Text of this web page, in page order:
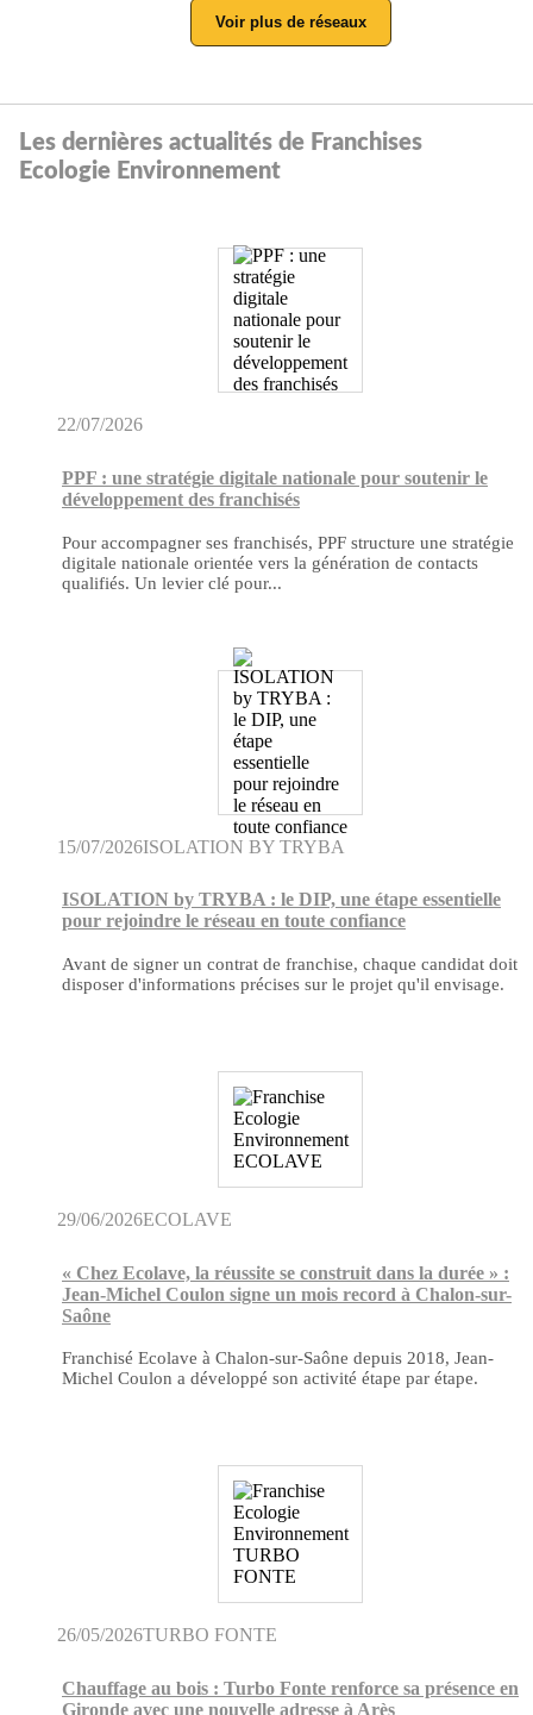
Voir plus de réseaux
Les dernières actualités de Franchises
Ecologie Environnement
22/07/2026
PPF : une stratégie digitale nationale pour soutenir le
développement des franchisés
Pour accompagner ses franchisés, PPF structure une stratégie
digitale nationale orientée vers la génération de contacts
qualifiés. Un levier clé pour...
15/07/2026ISOLATION BY TRYBA
ISOLATION by TRYBA : le DIP, une étape essentielle
pour rejoindre le réseau en toute confiance
Avant de signer un contrat de franchise, chaque candidat doit
disposer d'informations précises sur le projet qu'il envisage.
29/06/2026ECOLAVE
« Chez Ecolave, la réussite se construit dans la durée » :
Jean-Michel Coulon signe un mois record à Chalon-sur-
Saône
Franchisé Ecolave à Chalon-sur-Saône depuis 2018, Jean-
Michel Coulon a développé son activité étape par étape.
26/05/2026TURBO FONTE
Chauffage au bois : Turbo Fonte renforce sa présence en
Gironde avec une nouvelle adresse à Arès